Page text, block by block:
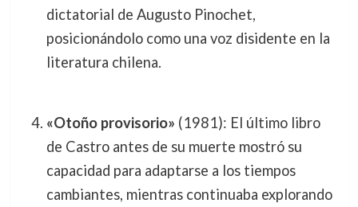
dictatorial de Augusto Pinochet,
posicionándolo como una voz disidente en la
literatura chilena.
«Otoño provisorio» (1981): El último libro
de Castro antes de su muerte mostró su
capacidad para adaptarse a los tiempos
cambiantes, mientras continuaba explorando